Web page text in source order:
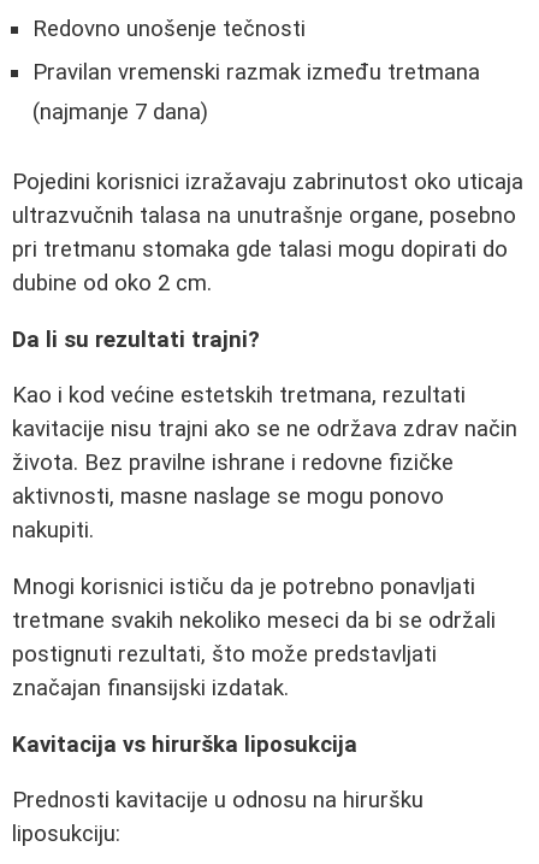
Redovno unošenje tečnosti
Pravilan vremenski razmak između tretmana
(najmanje 7 dana)
Pojedini korisnici izražavaju zabrinutost oko uticaja
ultrazvučnih talasa na unutrašnje organe, posebno
pri tretmanu stomaka gde talasi mogu dopirati do
dubine od oko 2 cm.
Da li su rezultati trajni?
Kao i kod većine estetskih tretmana, rezultati
kavitacije nisu trajni ako se ne održava zdrav način
života. Bez pravilne ishrane i redovne fizičke
aktivnosti, masne naslage se mogu ponovo
nakupiti.
Mnogi korisnici ističu da je potrebno ponavljati
tretmane svakih nekoliko meseci da bi se održali
postignuti rezultati, što može predstavljati
značajan finansijski izdatak.
Kavitacija vs hirurška liposukcija
Prednosti kavitacije u odnosu na hiruršku
liposukciju: